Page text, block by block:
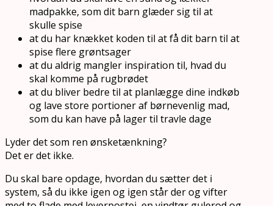
madpakke, som dit barn glæder sig til at
skulle spise
at du har knækket koden til at få dit barn til at
spise flere grøntsager
at du aldrig mangler inspiration til, hvad du
skal komme på rugbrødet
at du bliver bedre til at planlægge dine indkøb
og lave store portioner af børnevenlig mad,
som du kan have på lager til travle dage
Lyder det som ren ønsketænkning?
Det er det ikke.
Du skal bare opdage, hvordan du sætter det i
system, så du ikke igen og igen står der og vifter